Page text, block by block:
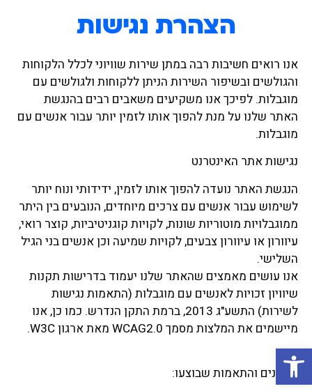
פתח סרגל נגישות
הצהרת נגישות
אנו רואים חשיבות רבה במתן שירות שוויוני לכלל הלקוחות
והגולשים ובשיפור השירות הניתן ללקוחות ולגולשים עם
מוגבלות. לפיכך אנו משקיעים משאבים רבים בהנגשת
האתר שלנו על מנת להפוך אותו לזמין יותר עבור אנשים עם
מוגבלות.
נגישות אתר האינטרנט
הנגשת האתר נועדה להפוך אותו לזמין, ידידותי ונוח יותר
לשימוש עבור אנשים עם צרכים מיוחדים, הנובעים בין היתר
ממוגבלויות מוטוריות שונות, לקויות קוגניטיביות, קוצר רואי,
עיוורון או עיוורון צבעים, לקויות שמיעה וכן אנשים בני הגיל
השלישי.
אנו עושים מאמצים שהאתר שלנו יעמוד בדרישות תקנות
שיוויון זכויות לאנשים עם מוגבלות (התאמות נגישות
לשירות) התשע"ג 2013, ברמת התקן הנדרש. כמו כן, אנו
מיישמים את המלצות מסמך WCAG2.0 מאת ארגון W3C.
תיקונים והתאמות שבוצעו: